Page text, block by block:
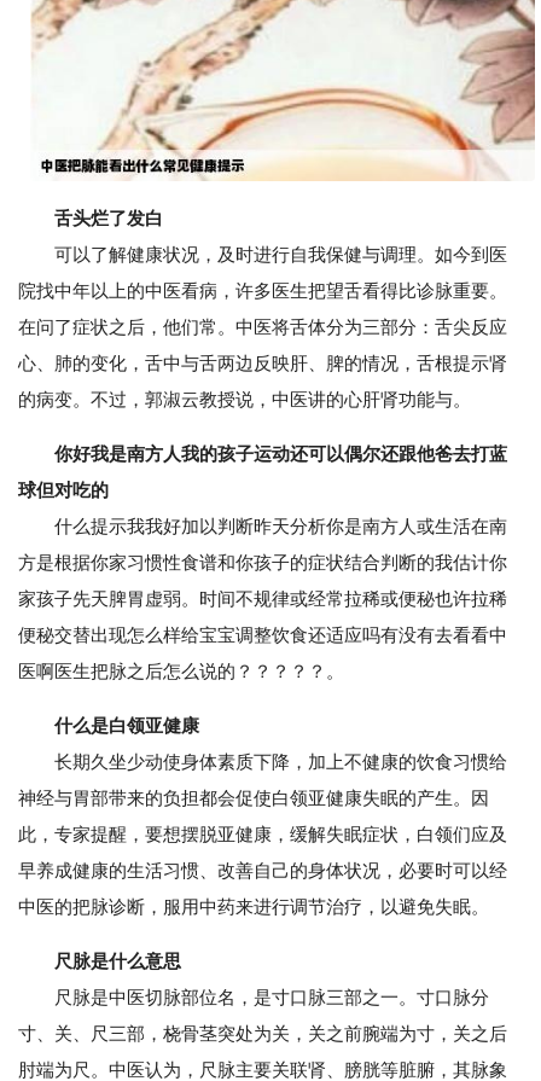
舌头烂了发白
可以了解健康状况，及时进行自我保健与调理。如今到医
院找中年以上的中医看病，许多医生把望舌看得比诊脉重要。
在问了症状之后，他们常。中医将舌体分为三部分：舌尖反应
心、肺的变化，舌中与舌两边反映肝、脾的情况，舌根提示肾
的病变。不过，郭淑云教授说，中医讲的心肝肾功能与。
你好我是南方人我的孩子运动还可以偶尔还跟他爸去打蓝
球但对吃的
什么提示我我好加以判断昨天分析你是南方人或生活在南
方是根据你家习惯性食谱和你孩子的症状结合判断的我估计你
家孩子先天脾胃虚弱。时间不规律或经常拉稀或便秘也许拉稀
便秘交替出现怎么样给宝宝调整饮食还适应吗有没有去看看中
医啊医生把脉之后怎么说的？？？？？。
什么是白领亚健康
长期久坐少动使身体素质下降，加上不健康的饮食习惯给
神经与胃部带来的负担都会促使白领亚健康失眠的产生。因
此，专家提醒，要想摆脱亚健康，缓解失眠症状，白领们应及
早养成健康的生活习惯、改善自己的身体状况，必要时可以经
中医的把脉诊断，服用中药来进行调节治疗，以避免失眠。
尺脉是什么意思
尺脉是中医切脉部位名，是寸口脉三部之一。寸口脉分
寸、关、尺三部，桡骨茎突处为关，关之前腕端为寸，关之后
肘端为尺。中医认为，尺脉主要关联肾、膀胱等脏腑，其脉象